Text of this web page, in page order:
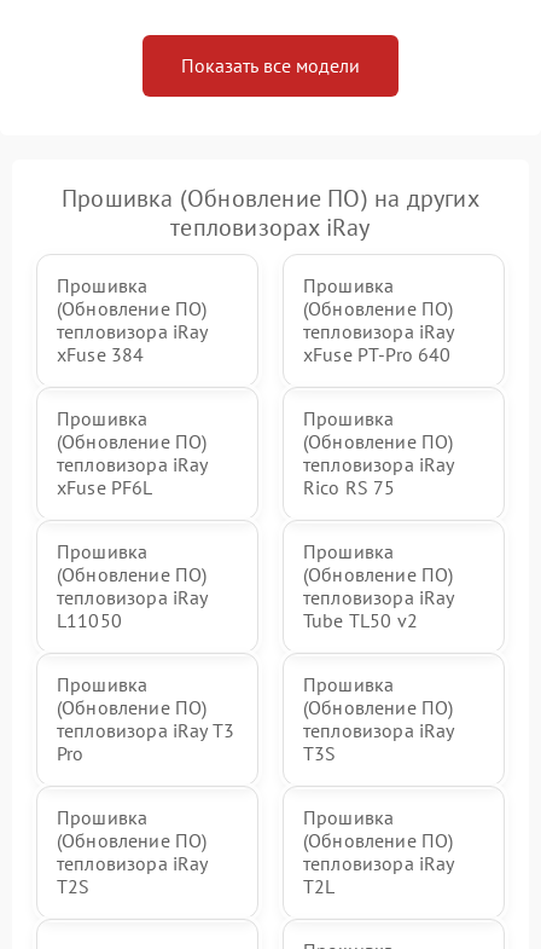
Показать все модели
Прошивка (Обновление ПО) на других
тепловизорах iRay
Прошивка
(Обновление ПО)
тепловизора iRay
xFuse 384
Прошивка
(Обновление ПО)
тепловизора iRay
xFuse PT-Pro 640
Прошивка
(Обновление ПО)
тепловизора iRay
xFuse PF6L
Прошивка
(Обновление ПО)
тепловизора iRay
Rico RS 75
Прошивка
(Обновление ПО)
тепловизора iRay
L11050
Прошивка
(Обновление ПО)
тепловизора iRay
Tube TL50 v2
Прошивка
(Обновление ПО)
тепловизора iRay T3
Pro
Прошивка
(Обновление ПО)
тепловизора iRay
T3S
Прошивка
(Обновление ПО)
тепловизора iRay
T2S
Прошивка
(Обновление ПО)
тепловизора iRay
T2L